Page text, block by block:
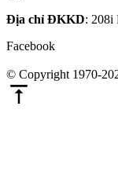
Địa chỉ ĐKKD: 208i
Facebook
© Copyright 1970-